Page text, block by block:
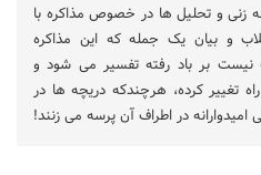
زنی و تحلیل ها در خصوص مذاکره با
و بیان یک جمله که این مذاکره
نیست بر باد رفته تفسیر می شود و
تغییر کرده، هرچندکه دریچه ها در
در اطراف آن پرسه می زنند!